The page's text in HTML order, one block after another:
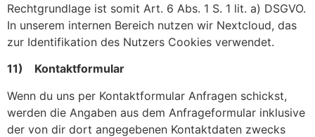
Rechtgrundlage ist somit Art. 6 Abs. 1 S. 1 lit. a) DSGVO.
In unserem internen Bereich nutzen wir Nextcloud, das
zur Identifikation des Nutzers Cookies verwendet.
11) Kontaktformular
Wenn du uns per Kontaktformular Anfragen schickst,
werden die Angaben aus dem Anfrageformular inklusive
der von dir dort angegebenen Kontaktdaten zwecks